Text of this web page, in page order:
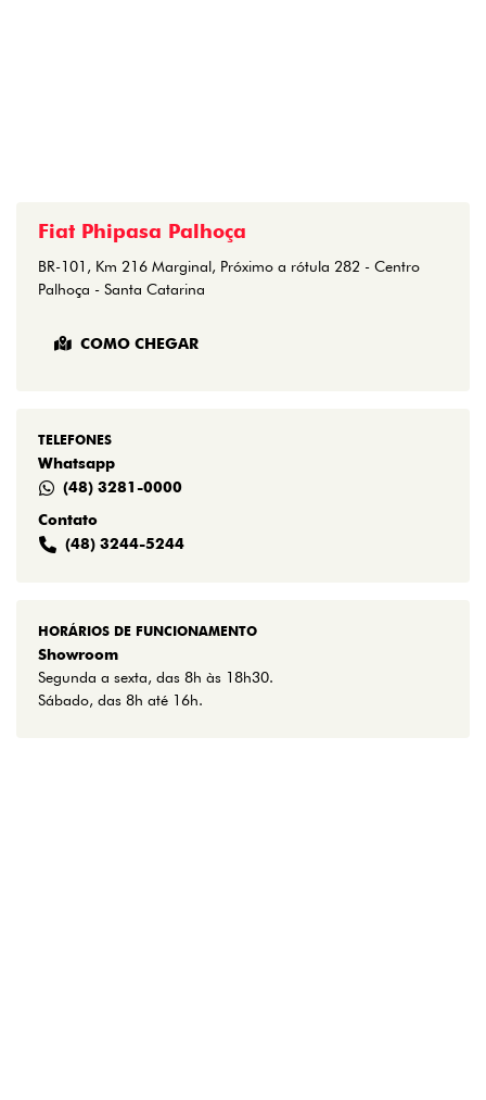
Fiat Phipasa Palhoça
BR-101, Km 216 Marginal, Próximo a rótula 282 - Centro
Palhoça - Santa Catarina
COMO CHEGAR
TELEFONES
Whatsapp
(48) 3281-0000
Contato
(48) 3244-5244
HORÁRIOS DE FUNCIONAMENTO
Showroom
Segunda a sexta, das 8h às 18h30.
Sábado, das 8h até 16h.